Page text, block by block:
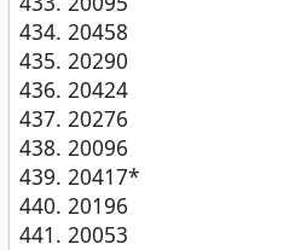
20458
20290
20424
20276
20096
20417*
20196
20053